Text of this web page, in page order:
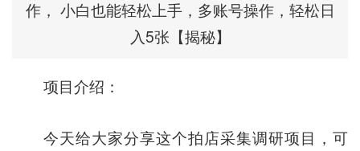
作， 小白也能轻松上手，多账号操作，轻松日
入5张【揭秘】
项目介绍：
今天给大家分享这个拍店采集调研项目，可